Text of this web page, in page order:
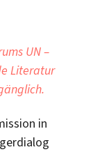
UN –
Literatur
in